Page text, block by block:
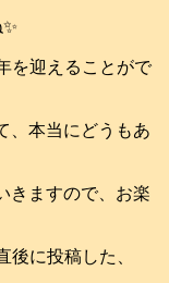
を迎えることがで
、本当にどうもあ
きますので、お楽
に投稿した、